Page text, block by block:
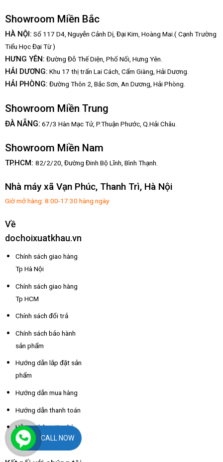
Showroom Miền Bắc
HÀ NỘI: Số 117 D4, Nguyễn Cảnh Dị, Đại Kim, Hoàng Mai.( Cạnh Trường
Tiểu Học Đại Từ )
HƯNG YÊN: Đường Đỗ Thế Diện, Phố Nối, Hưng Yên.
HẢI DƯƠNG: Khu 17 thị trấn Lai Cách, Cẩm Giàng, Hải Dương.
HẢI PHÒNG: Đường Thôn 2, Bắc Sơn, An Dương, Hải Phòng.
Showroom Miền Trung
ĐÀ NẴNG: 67/3 Hàn Mạc Tử, P.Thuận Phước, Q.Hải Châu.
Showroom Miền Nam
TP.HCM: 82/2/20, Đường Đinh Bộ Lĩnh, Bình Thạnh.
Nhà máy xã Vạn Phúc, Thanh Trì, Hà Nội
Giờ mở hàng: 8:00-17:30 hàng ngày
Về
dochoixuatkhau.vn
Chính sách giao hàng
Tp Hà Nội
Chính sách giao hàng
Tp HCM
Chính sách đổi trả
Chính sách bảo hành
sản phẩm
Hướng dẫn lắp đặt sản
phẩm
Hướng dẫn mua hàng
Hướng dẫn thanh toán
Hỗ trợ thông tin nhà
xe các tỉnhCALL NOW